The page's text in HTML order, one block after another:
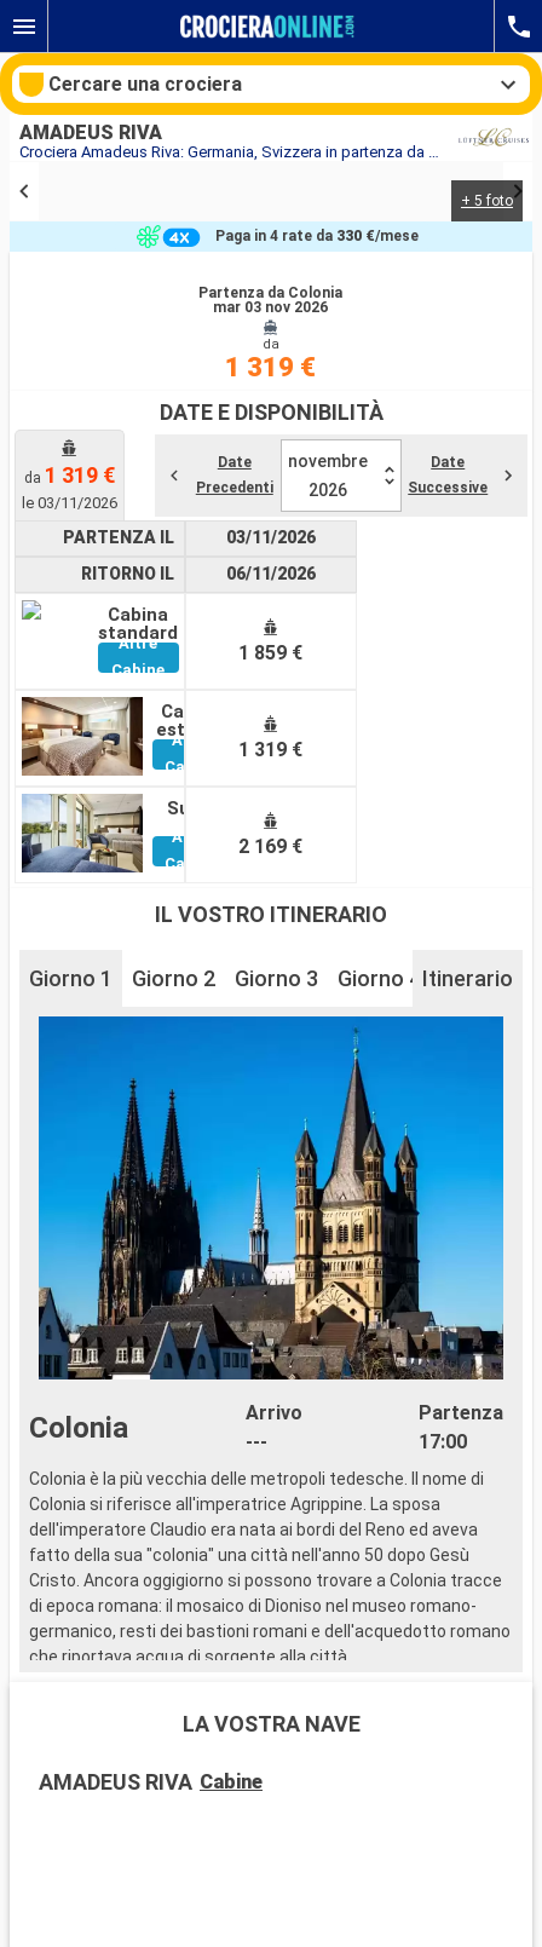
Crociera Amadeus Riva: Germania, Svizzera in partenza da Colonia
AMADEUS RIVA
+ 5 foto
Partenza da Colonia
mar 03 nov 2026
da
1 319 €
Paga in 4 rate da330 €/mese
DATE E DISPONIBILITÀ
da 1 319 €
le 03/11/2026
Date
Precedenti
novembre
2026
Date
Successive
PARTENZA IL
RITORNO IL
Cabina
standard
Altre
Cabine
Cabina
esterna
Altre
Cabine
Suite
Altre
Cabine
03/11/2026
06/11/2026
1 859 €
1 319 €
2 169 €
IL VOSTRO ITINERARIO
Giorno 1 Giorno 2 Giorno 3 Giorno 4 Itinerario
Colonia
Arrivo
---
Partenza
17:00
Colonia è la più vecchia delle metropoli tedesche. Il nome di
Colonia si riferisce all'imperatrice Agrippine. La sposa
dell'imperatore Claudio era nata ai bordi del Reno ed aveva
fatto della sua "colonia" una città nell'anno 50 dopo Gesù
Cristo. Ancora oggigiorno si possono trovare a Colonia tracce
di epoca romana: il mosaico di Dioniso nel museo romano-
germanico, resti dei bastioni romani e dell'acquedotto romano
che riportava acqua di sorgente alla città.
LA VOSTRA NAVE
AMADEUS RIVA Cabine
Cercare una crociera
Le nostre destinazioni